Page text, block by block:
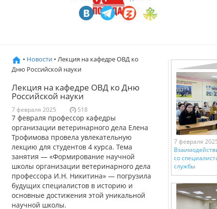
• Новости • Лекция на кафедре ОВД ко
Дню Российской науки
Лекция на кафедре ОВД ко Дню
Российской науки
7 февраля 2025 518
7 февраля профессор кафедры
организации ветеринарного дела Елена
Трофимова провела увлекательную
лекцию для студентов 4 курса. Тема
занятия — «Формирование научной
школы организации ветеринарного дела
профессора И.Н. Никитина» — погрузила
будущих специалистов в историю и
основные достижения этой уникальной
научной школы.
7 февраля
со
службы